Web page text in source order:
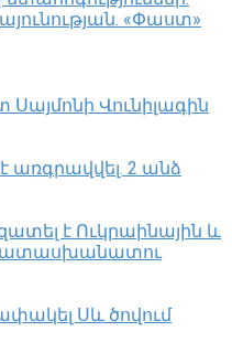
«Փաստ»
Սայմոնի Վունիլագին
2 անձ
է Ուկրաինային և
պատասխանատու
Սև ծովում